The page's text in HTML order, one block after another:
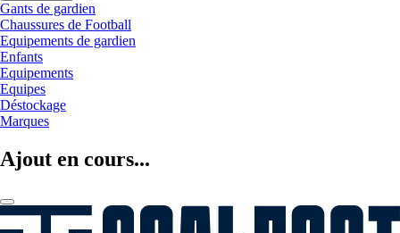
Gants de gardien
Chaussures de Football
Equipements de gardien
Enfants
Equipements
Equipes
Déstockage
Marques
Ajout en cours...